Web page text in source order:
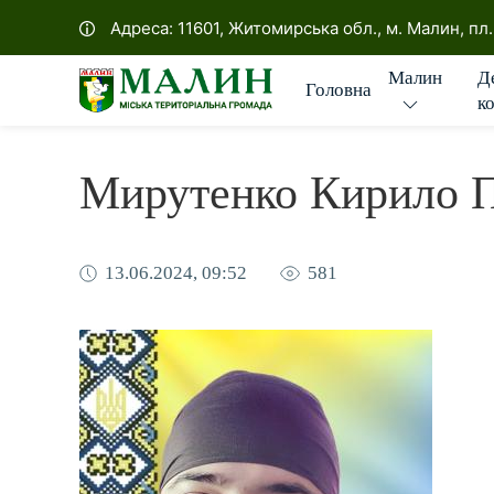
Офіційна сторінка
Адреса: 11601, Житомирська обл., м. Малин,
Головна
Малин
Мирутенко Кирило
13.06.2024, 09:52 581